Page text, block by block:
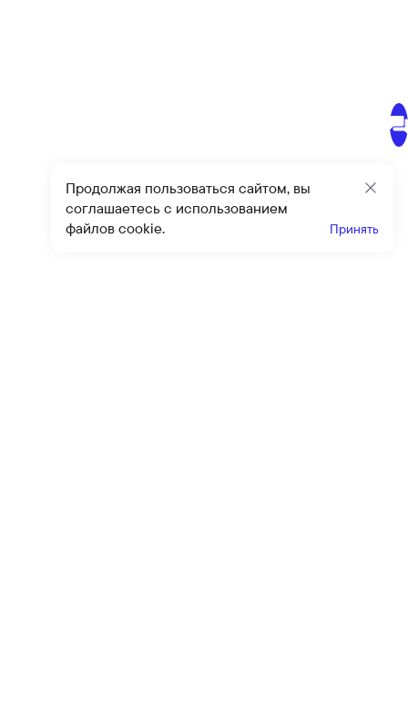
Продолжая пользоваться сайтом, вы
соглашаетесь с использованием
файлов cookie.
Принять